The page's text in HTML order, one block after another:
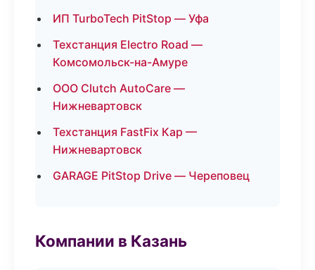
ИП TurboTech PitStop — Уфа
Техстанция Electro Road —
Комсомольск-на-Амуре
ООО Clutch AutoCare —
Нижневартовск
Техстанция FastFix Кар —
Нижневартовск
GARAGE PitStop Drive — Череповец
Компании в Казань